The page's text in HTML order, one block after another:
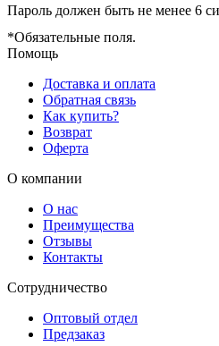
Пароль должен быть не менее 6
*Обязательные поля.
Помощь
Доставка и оплата
Обратная связь
Как купить?
Возврат
Оферта
О компании
О нас
Преимущества
Отзывы
Контакты
Сотрудничество
Оптовый отдел
Предзаказ